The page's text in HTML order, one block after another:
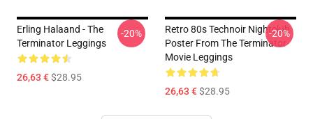
Erling Halaand - The
Terminator Leggings
26,63 €$28.95
-20%
Retro 80s Technoir Nightclub
Poster From The Terminator
Movie Leggings
26,63 €$28.95
-20%